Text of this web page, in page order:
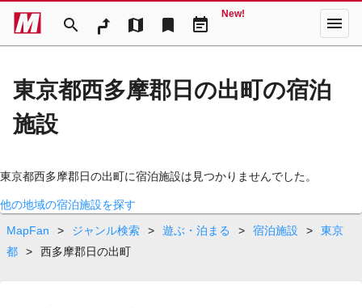
search map bookmark event_note
New! menu
東京都西多摩郡日の出町の宿泊
施設
東京都西多摩郡日の出町に宿泊施設は見つかりませんでした。
他の地域の宿泊施設を探す
MapFan
> ジャンル検索 > 遊ぶ・泊まる > 宿泊施設 >
東京
都
> 西多摩郡日の出町